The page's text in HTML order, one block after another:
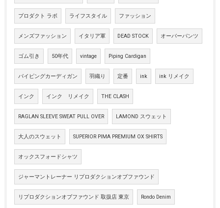
プロダクト ラボ ライフスタイル ファッション
メンズファッション イタリア軍 DEAD STOCK オーバーパンツ
ゴム引き 50年代 vintage Piping Cardigan
パイピングカーディガン 羽織り 定番 ink ink リメイク
インク インク リメイク THE CLASH
RAGLAN SLEEVE SWEAT PULL OVER LAMOND スウェット
大人のスウェット SUPERIOR PIMA PREMIUM OX SHIRTS
オックスフォードシャツ
ジャーマントレーナー リプロダクションオブファウンド
リプロダクションオブファウンド 取扱店 東京 Rondo Denim